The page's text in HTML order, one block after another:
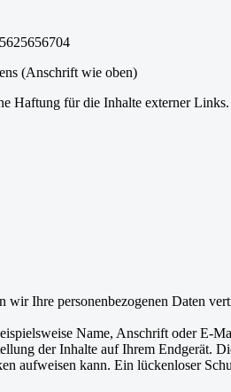
(Anschrift wie oben)
für die Inhalte externer
Ihre personenbezogenen Daten
Name, Anschrift oder E-
der Inhalte auf Ihrem Endgerät.
aufweisen kann. Ein lückenloser